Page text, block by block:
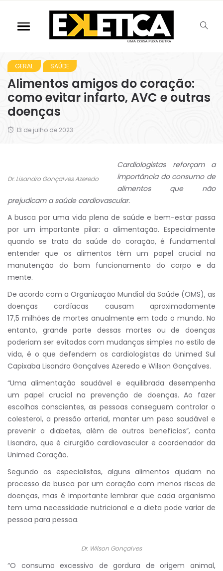
GERAL SAÚDE
Alimentos amigos do coração:
como evitar infarto, AVC e outras
doenças
13 de julho de 2023
Dr. Lisandro Gonçalves Azeredo
Cardiologistas reforçam a
importância do consumo de
alimentos que não
prejudicam a saúde cardiovascular.
A busca por uma vida plena de saúde e bem-estar passa
por um importante pilar: a alimentação. Especialmente
quando se trata da saúde do coração, é fundamental
entender que os alimentos têm um papel crucial na
manutenção do bom funcionamento do corpo e da
mente.
De acordo com a Organização Mundial da Saúde (OMS), as
doenças cardíacas causam aproximadamente
17,5 milhões de mortes anualmente em todo o mundo. No
entanto, grande parte dessas mortes ou de doenças
poderiam ser evitadas com mudanças simples no estilo de
vida, é o que defendem os cardiologistas da Unimed Sul
Capixaba Lisandro Gonçalves Azeredo e Wilson Gonçalves.
“Uma alimentação saudável e equilibrada desempenha
um papel crucial na prevenção de doenças. Ao fazer
escolhas conscientes, as pessoas conseguem controlar o
colesterol, a pressão arterial, manter um peso saudável e
prevenir o diabetes, além de outros benefícios”, conta
Lisandro, que é cirurgião cardiovascular e coordenador da
Unimed Coração.
Segundo os especialistas, alguns alimentos ajudam no
processo de busca por um coração com menos riscos de
doenças, mas é importante lembrar que cada organismo
tem uma necessidade nutricional e a dieta pode variar de
pessoa para pessoa.
Dr. Wilson Gonçalves
“O consumo excessivo de gordura de origem animal,